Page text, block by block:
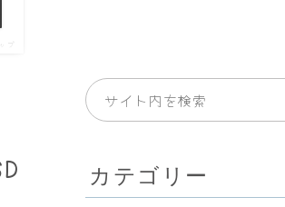
プ
カテゴリー